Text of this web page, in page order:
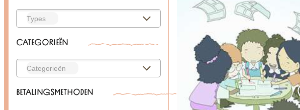
CATEGORIEËN
BETALINGSMETHODEN